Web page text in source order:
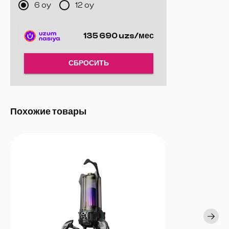
разрыва.
длительного времени.
Прочность:Выдерживает более 250 км движения мыши и
Черный — эстетично и стильно.
6 oy 12 oy
135 690 uzs/мес
СБРОСИТЬ
Похожие товары